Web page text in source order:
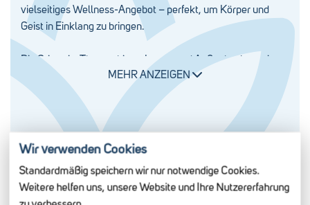
vielseitiges Wellness-Angebot – perfekt, um Körper und
Geist in Einklang zu bringen.
Die GrimmingTherme bietet Innen- und Außenbecken, einen
großzügigen Thermal-Relaxbereich mit Ruhezonen sowie
einen Familienbereich mit Kindererlebniswelt und
Riesenrutsche. Während die Kleinen nach Herzenslust
planschen, finden Erwachsene in der weitläufigen Sauna-
Landschaft mit Innen- und Außensaunen, Ladies-Spa, FKK-
wohltuende Ruhe und Erholung.
Behandlungsräume, inspiriert von den fünf Elementen –
Feuer, Wasser, Erde, Luft und Metall. Hier genießen Sie
MEHR ANZEIGEN
Unterhaltung
Erleben Sie die Shows im Theater des Aldiana
Wir verwenden Cookies
Standardmäßig speichern wir nur notwendige Cookies.
Weitere helfen uns, unsere Website und Ihre Nutzererfahrung